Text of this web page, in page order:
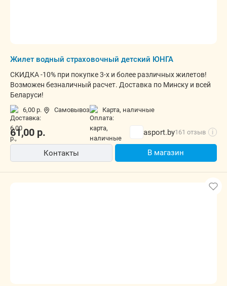
Жилет водный страховочный детский ЮНГА
СКИДКА -10% при покупке 3-х и более различных жилетов!
Возможен безналичный расчет. Доставка по Минску и всей
Беларуси!
6,00 р. Самовывоз карта, наличные
61,00 р. asport.by161 отзыв i
Контакты В магазин